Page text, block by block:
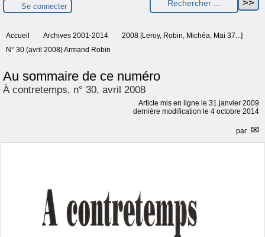
Se connecter
Accueil Archives 2001-2014
2008 [Leroy, Robin, Michéa, Mai 37...]
N° 30 (avril 2008) Armand Robin
Au sommaire de ce numéro
À contretemps, n° 30, avril 2008
Article mis en ligne le 31 janvier 2009
dernière modification le 4 octobre 2014
par .